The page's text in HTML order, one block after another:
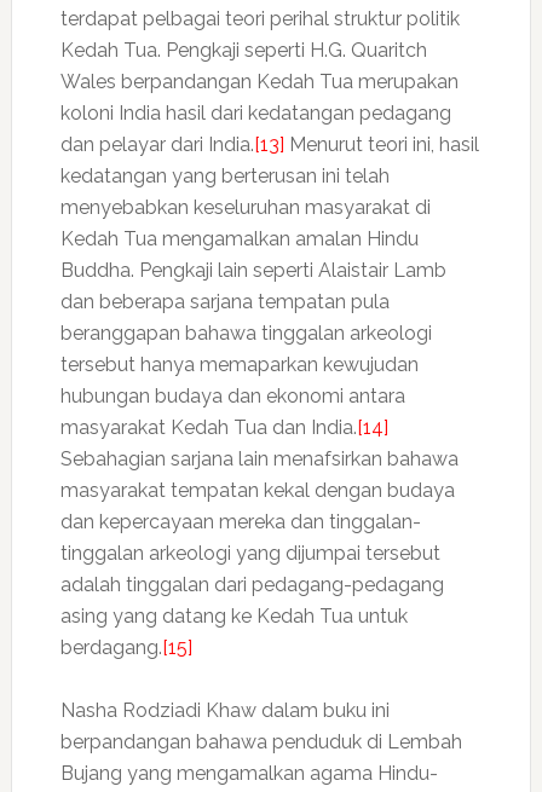
terdapat pelbagai teori perihal struktur politik
Kedah Tua. Pengkaji seperti H.G. Quaritch
Wales berpandangan Kedah Tua merupakan
koloni India hasil dari kedatangan pedagang
dan pelayar dari India.[13] Menurut teori ini, hasil
kedatangan yang berterusan ini telah
menyebabkan keseluruhan masyarakat di
Kedah Tua mengamalkan amalan Hindu
Buddha. Pengkaji lain seperti Alaistair Lamb
dan beberapa sarjana tempatan pula
beranggapan bahawa tinggalan arkeologi
tersebut hanya memaparkan kewujudan
hubungan budaya dan ekonomi antara
masyarakat Kedah Tua dan India.[14]
Sebahagian sarjana lain menafsirkan bahawa
masyarakat tempatan kekal dengan budaya
dan kepercayaan mereka dan tinggalan-
tinggalan arkeologi yang dijumpai tersebut
adalah tinggalan dari pedagang-pedagang
asing yang datang ke Kedah Tua untuk
berdagang.[15]
Nasha Rodziadi Khaw dalam buku ini
berpandangan bahawa penduduk di Lembah
Bujang yang mengamalkan agama Hindu-